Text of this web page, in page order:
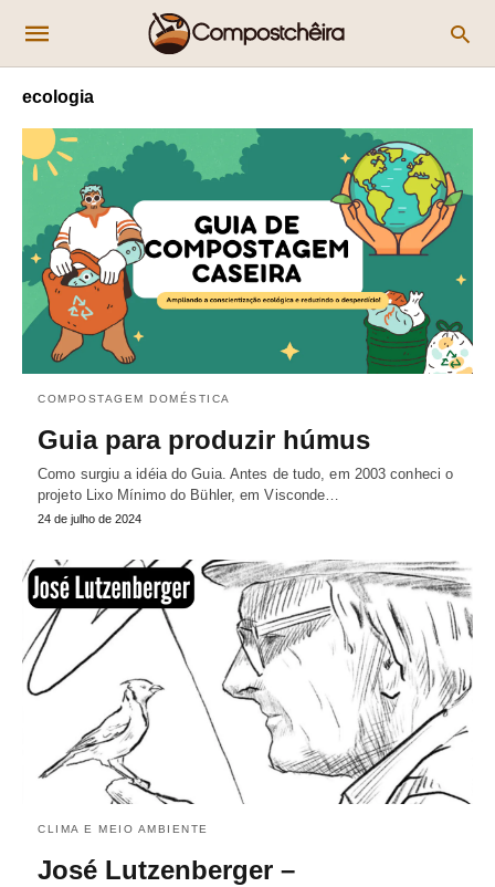
ecologia
COMPOSTAGEM DOMÉSTICA
Guia para produzir húmus
Como surgiu a idéia do Guia. Antes de tudo, em 2003 conheci o
projeto Lixo Mínimo do Bühler, em Visconde…
24 de julho de 2024
CLIMA E MEIO AMBIENTE
José Lutzenberger –